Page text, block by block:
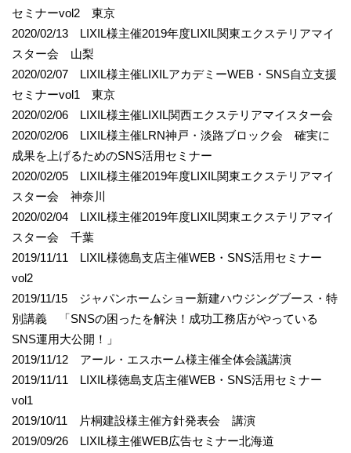
セミナーvol2 東京
2020/02/13 LIXIL様主催2019年度LIXIL関東エクステリアマイ
スター会 山梨
2020/02/07 LIXIL様主催LIXILアカデミーWEB・SNS自立支援
セミナーvol1 東京
2020/02/06 LIXIL様主催LIXIL関西エクステリアマイスター会
2020/02/06 LIXIL様主催LRN神戸・淡路ブロック会 確実に
成果を上げるためのSNS活用セミナー
2020/02/05 LIXIL様主催2019年度LIXIL関東エクステリアマイ
スター会 神奈川
2020/02/04 LIXIL様主催2019年度LIXIL関東エクステリアマイ
スター会 千葉
2019/11/11 LIXIL様徳島支店主催WEB・SNS活用セミナー
vol2
2019/11/15 ジャパンホームショー新建ハウジングブース・特
別講義 「SNSの困ったを解決！成功工務店がやっている
SNS運用大公開！」
2019/11/12 アール・エスホーム様主催全体会議講演
2019/11/11 LIXIL様徳島支店主催WEB・SNS活用セミナー
vol1
2019/10/11 片桐建設様主催方針発表会 講演
2019/09/26 LIXIL様主催WEB広告セミナー北海道